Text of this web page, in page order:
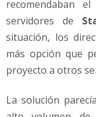
recomendaban
servidores de
situación, los
más opción que
proyecto a otros
La solución